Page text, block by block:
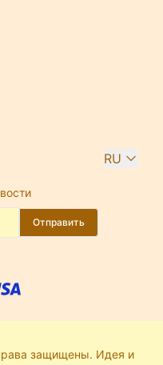
RU
Отправить
защищены. Идея и